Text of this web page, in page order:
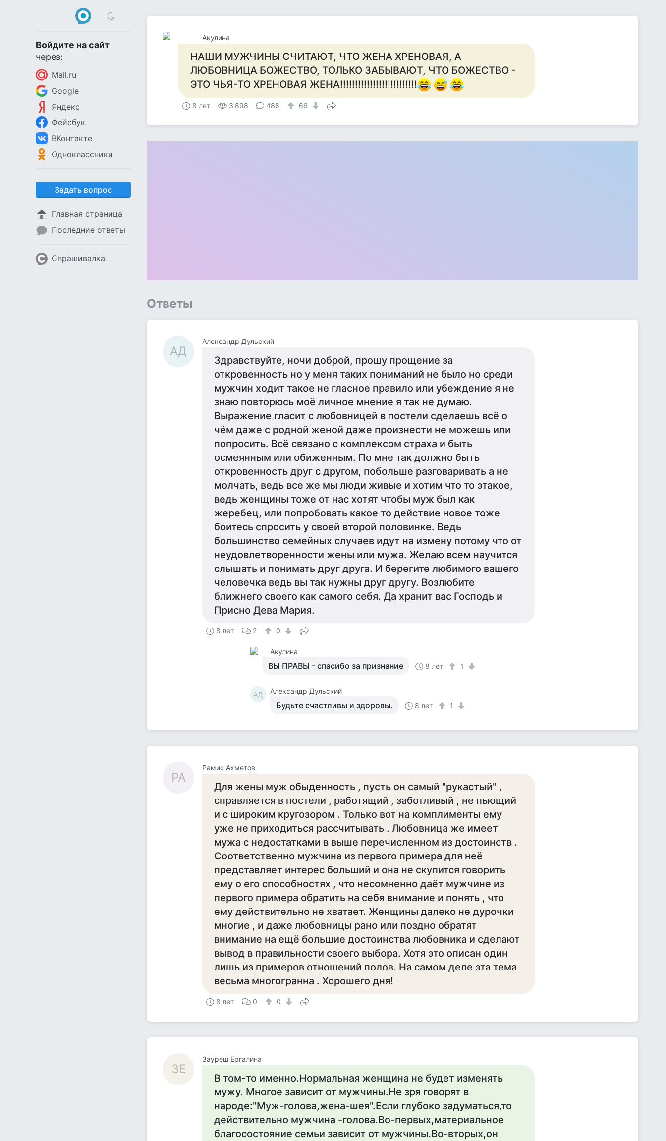
Войдите на сайт
через:
Mail.ru
Google
Яндекс
Фейсбук
ВКонтакте
Одноклассники
Задать вопрос
Главная страница
Последние ответы
Спрашивалка
Акулина
НАШИ МУЖЧИНЫ СЧИТАЮТ, ЧТО ЖЕНА ХРЕНОВАЯ, А
ЛЮБОВНИЦА БОЖЕСТВО, ТОЛЬКО ЗАБЫВАЮТ, ЧТО БОЖЕСТВО -
ЭТО ЧЬЯ-ТО ХРЕНОВАЯ ЖЕНА!!!!!!!!!!!!!!!!!!!!!!!!!!
8 лет 3 898 488 66
Ответы
АД
Александр Дульский
Здравствуйте, ночи доброй, прошу прощение за
откровенность но у меня таких пониманий не было но среди
мужчин ходит такое не гласное правило или убеждение я не
знаю повторюсь моё личное мнение я так не думаю.
Выражение гласит с любовницей в постели сделаешь всё о
чём даже с родной женой даже произнести не можешь или
попросить. Всё связано с комплексом страха и быть
осмеянным или обиженным. По мне так должно быть
откровенность друг с другом, побольше разговаривать а не
молчать, ведь все же мы люди живые и хотим что то этакое,
ведь женщины тоже от нас хотят чтобы муж был как
жеребец, или попробовать какое то действие новое тоже
боитесь спросить у своей второй половинке. Ведь
большинство семейных случаев идут на измену потому что от
неудовлетворенности жены или мужа. Желаю всем научится
слышать и понимать друг друга. И берегите любимого вашего
человечка ведь вы так нужны друг другу. Возлюбите
ближнего своего как самого себя. Да хранит вас Господь и
Присно Дева Мария.
8 лет 2 0
Акулина
ВЫ ПРАВЫ - спасибо за признание 8 лет 1
АД Александр Дульский
Будьте счастливы и здоровы. 8 лет 1
РА
Рамис Ахметов
Для жены муж обыденность , пусть он самый "рукастый" ,
справляется в постели , работящий , заботливый , не пьющий
и с широким кругозором . Только вот на комплименты ему
уже не приходиться рассчитывать . Любовница же имеет
мужа с недостатками в выше перечисленном из достоинств .
Соответственно мужчина из первого примера для неё
представляет интерес больший и она не скупится говорить
ему о его способностях , что несомненно даёт мужчине из
первого примера обратить на себя внимание и понять , что
ему действительно не хватает. Женщины далеко не дурочки
многие , и даже любовницы рано или поздно обратят
внимание на ещё большие достоинства любовника и сделают
вывод в правильности своего выбора. Хотя это описан один
лишь из примеров отношений полов. На самом деле эта тема
весьма многогранна . Хорошего дня!
8 лет 0 0
ЗЕ
Зауреш Ергалина
В том-то именно.Нормальная женщина не будет изменять
мужу. Многое зависит от мужчины.Не зря говорят в
народе:"Муж-голова,жена-шея".Если глубоко задуматься,то
действительно мужчина -голова.Во-первых,материальное
благосостояние семьи зависит от мужчины.Во-вторых,он